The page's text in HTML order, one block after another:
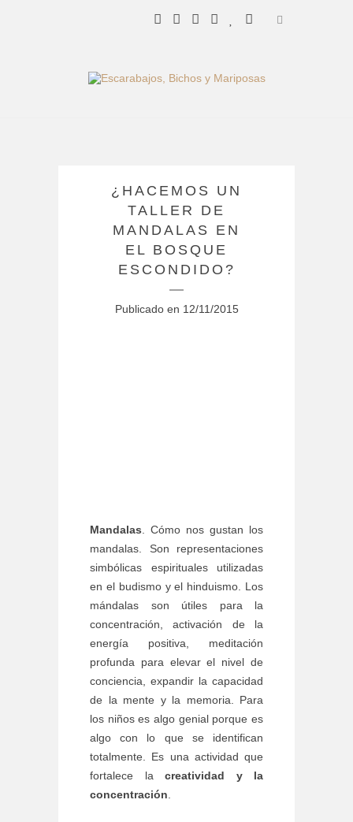
¿HACEMOS UN
TALLER DE
MANDALAS EN
EL BOSQUE
ESCONDIDO?
Publicado en 12/11/2015
Mandalas. Cómo nos gustan los
mandalas. Son representaciones
simbólicas espirituales utilizadas
en el budismo y el hinduismo. Los
mándalas son útiles para la
concentración, activación de la
energía positiva, meditación
profunda para elevar el nivel de
conciencia, expandir la capacidad
de la mente y la memoria. Para
los niños es algo genial porque es
algo con lo que se identifican
totalmente. Es una actividad que
fortalece lacreatividad y la
concentración.